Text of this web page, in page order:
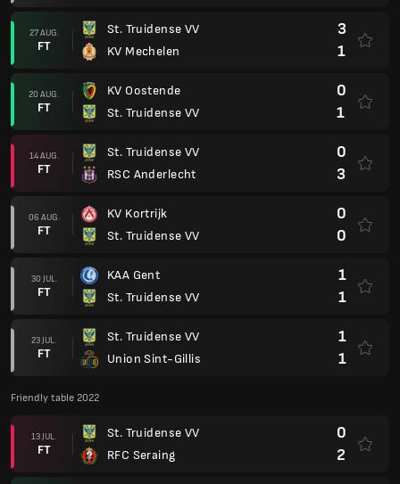
27 AUG.
FT
St. Truidense VV
KV Mechelen
3
1
20 AUG.
FT
KV Oostende
St. Truidense VV
0
1
14 AUG.
FT
St. Truidense VV
RSC Anderlecht
0
3
06 AUG.
FT
KV Kortrijk
St. Truidense VV
0
0
30 JUL.
FT
KAA Gent
St. Truidense VV
1
1
23 JUL.
FT
St. Truidense VV
Union Sint-Gillis
1
1
Friendly table 2022
13 JUL.
FT
St. Truidense VV
RFC Seraing
0
2